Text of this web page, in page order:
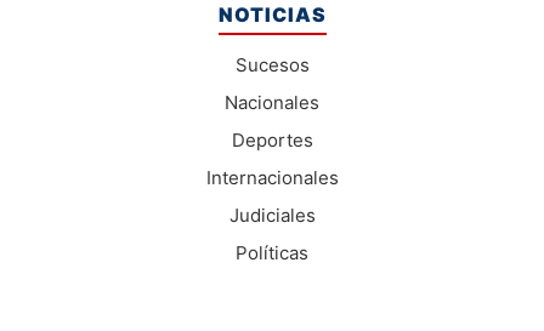
NOTICIAS
Sucesos
Nacionales
Deportes
Internacionales
Judiciales
Políticas